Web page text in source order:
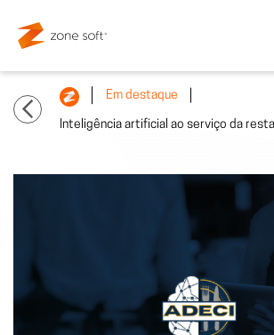
Em destaque
Inteligência artificial ao serviço da